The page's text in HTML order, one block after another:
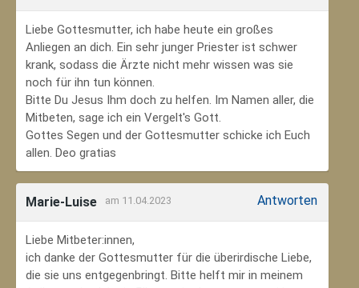
Liebe Gottesmutter, ich habe heute ein großes
Anliegen an dich. Ein sehr junger Priester ist schwer
krank, sodass die Ärzte nicht mehr wissen was sie
noch für ihn tun können.
Bitte Du Jesus Ihm doch zu helfen. Im Namen aller, die
Mitbeten, sage ich ein Vergelt's Gott.
Gottes Segen und der Gottesmutter schicke ich Euch
allen. Deo gratias
Marie-Luise am 11.04.2023 Antworten
Liebe Mitbeter:innen,
ich danke der Gottesmutter für die überirdische Liebe,
die sie uns entgegenbringt. Bitte helft mir in meinem